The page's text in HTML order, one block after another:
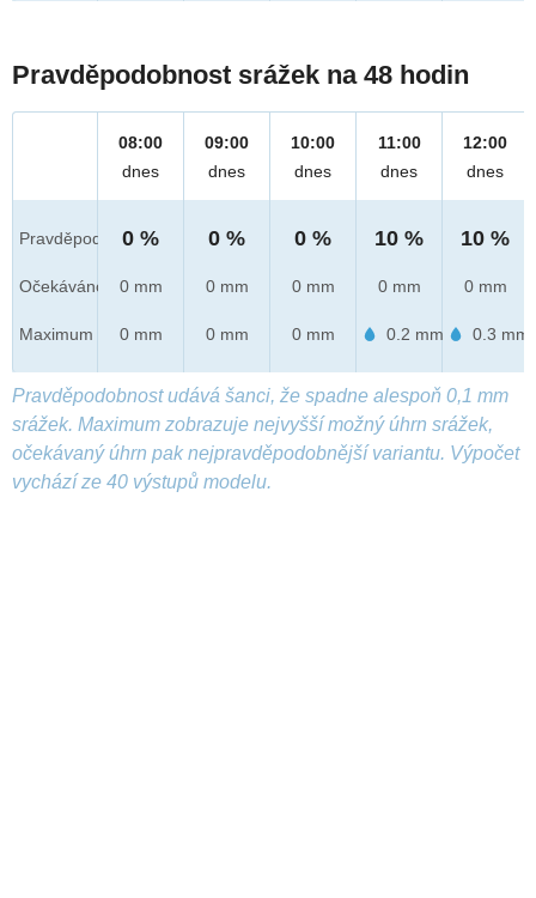
Pravděpodobnost srážek na 48 hodin
Pravděpod.
Očekáváno
Maximum
08:00
dnes
0 %
0 mm
0 mm
09:00
dnes
0 %
0 mm
0 mm
10:00
dnes
0 %
0 mm
0 mm
11:00
dnes
10 %
0 mm
0.2 mm
12:00
dnes
10 %
0 mm
0.3 mm
Pravděpodobnost udává šanci, že spadne alespoň 0,1 mm
srážek. Maximum zobrazuje nejvyšší možný úhrn srážek,
očekávaný úhrn pak nejpravděpodobnější variantu. Výpočet
vychází ze 40 výstupů modelu.